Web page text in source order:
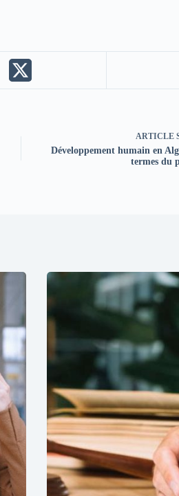
ARTICLE
Développement humain en
termes du